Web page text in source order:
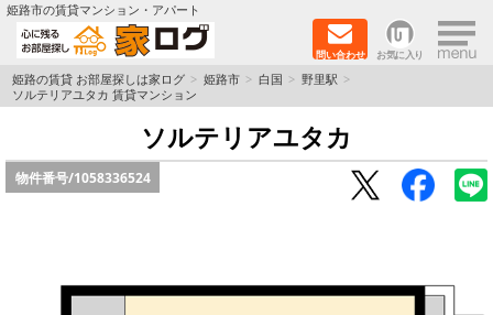
姫路市の賃貸マンション・アパート
問い合わせ お気に入り ×
TOPページ
ペットOK物件
保証人不要物件
姫路の賃貸 お部屋探しは家ログ 姫路市 白国
野里駅
ソルテリアユタカ 賃貸マンション
ソルテリアユタカ
物件番号/1058336524